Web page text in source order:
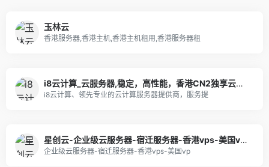
玉林云
香港服务器,香港主机,香港主机租用,香港服务器租
i8云计算_云服务器,稳定，高性能，香港CN2独享云服务器
i8云计算、领先专业的云计算服务器提供商，服务提
星创云-企业级云服务器-宿迁服务器-香港vps-美国vps-物理机租用-免备案云服务器-NAT云电脑挂机宝游戏云混合云_星创云
企业级云服务器-宿迁服务器-香港vps-美国vp